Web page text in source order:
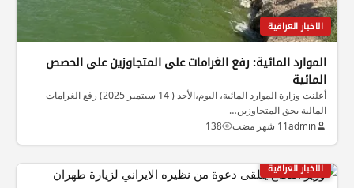
الاخبار العراقية
الموارد المائية: رفع الغرامات على المتجاوزين على الحصص
المائية
أعلنت وزارة الموارد المائية، اليوم،الأحد ( 14 سبتمبر 2025) رفع الغرامات
المالية بحق المتجاوزين…
admin11 شهر مضت 138
الاخبار العراقية